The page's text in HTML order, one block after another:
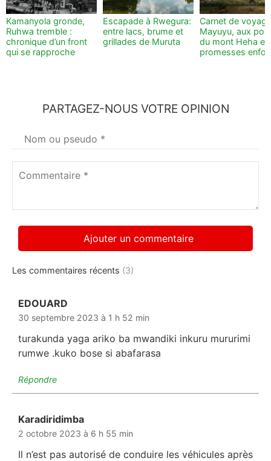
Kamanyola gronde,
Ruhwa tremble :
chronique d’un front
qui se rapproche
Escapade à Rwegura:
entre lacs, brume et
grillades de Muruta
Carnet de
Mayuyu, aux
du mont Heha et
promesses
PARTAGEZ-NOUS VOTRE OPINION
Votre
nom*
Les commentaires récents (3)
EDOUARD
30 septembre 2023 à 1 h 52 min
turakunda yaga ariko ba mwandiki inkuru mururimi
rumwe .kuko bose si abafarasa
Répondre
Karadiridimba
2 octobre 2023 à 6 h 55 min
Il n’est pas autorisé de conduire les véhicules après